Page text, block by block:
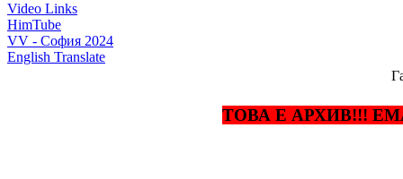
Video Links
HimTube
VV - София 2024
English Translate
ТОВА Е АРХИВ!!!